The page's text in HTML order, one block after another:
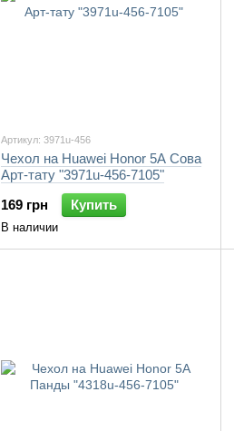
Артикул: 3971u-456
Чехол на Huawei Honor 5A Сова
Арт-тату "3971u-456-7105"
169 грн
Купить
В наличии